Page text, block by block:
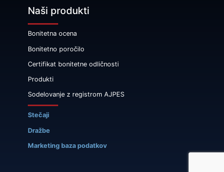
Naši produkti
Bonitetna ocena
Bonitetno poročilo
Certifikat bonitetne odličnosti
Produkti
Sodelovanje z registrom AJPES
Stečaji
Dražbe
Marketing baza podatkov